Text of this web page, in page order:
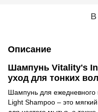
В
Описание
Шампунь Vitality's
уход для тонких
Шампунь для ежедневного
Light Shampoo – это